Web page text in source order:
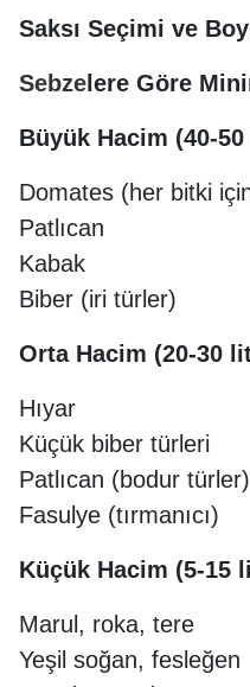
Saksı Seçimi ve
Sebze lere Göre
Büyük Hacim (40-
Domates (her bitki
Patlıcan
Kabak
Biber (iri türler)
Orta Hacim (20-30
Hıyar
Küçük biber türleri
Patlıcan (bodur türler)
Fasulye (tırmanıcı)
Küçük Hacim (5-15
Marul, roka, tere
Yeşil soğan, fesleğen